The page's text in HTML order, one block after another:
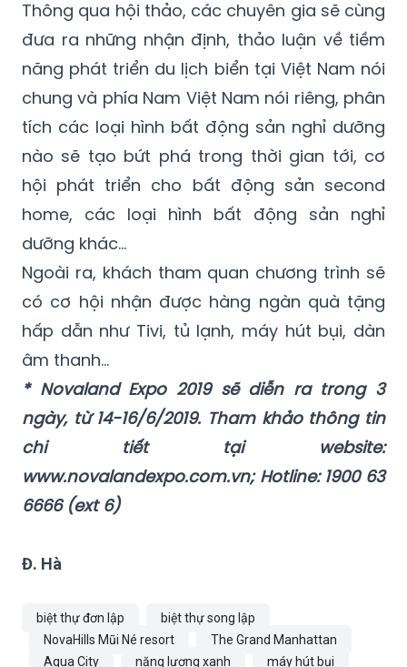
Thông qua hội thảo, các chuyên gia sẽ cùng
đưa ra những nhận định, thảo luận về tiềm
năng phát triển du lịch biển tại Việt Nam nói
chung và phía Nam Việt Nam nói riêng, phân
tích các loại hình bất động sản nghỉ dưỡng
nào sẽ tạo bứt phá trong thời gian tới, cơ
hội phát triển cho bất động sản second
home, các loại hình bất động sản nghỉ
dưỡng khác…
Ngoài ra, khách tham quan chương trình sẽ
có cơ hội nhận được hàng ngàn quà tặng
hấp dẫn như Tivi, tủ lạnh, máy hút bụi, dàn
âm thanh…
* Novaland Expo 2019 sẽ diễn ra trong 3
ngày, từ 14-16/6/2019. Tham khảo thông tin
chi tiết tại website:
www.novalandexpo.com.vn; Hotline: 1900 63
6666 (ext 6)
Đ. Hà
biệt thự đơn lập
biệt thự song lập
NovaHills Mũi Né resort
The Grand Manhattan
Aqua City
năng lượng xanh
máy hút bụi